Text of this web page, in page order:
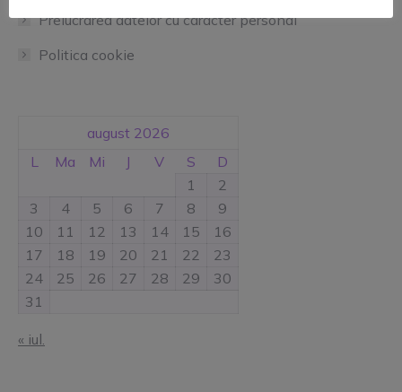
Prelucrarea datelor cu caracter personal
Politica cookie
august 2026
L
Ma Mi J V S
D
1
2
3
4 5 6 7 8
9
10
11 12 13 14 15
16
17
18 19 20 21 22
23
24
25 26 27 28 29
30
31
« iul.